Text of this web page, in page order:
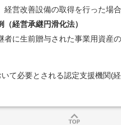
経営改善設備の取得を行った場
経営承継円滑化法）
に生前贈与された事業用資産
て必要とされる認定支援機関(